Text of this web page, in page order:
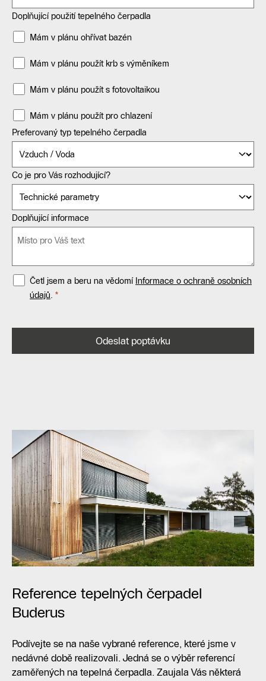
Doplňující použití tepelného čerpadla
Mám v plánu ohřívat bazén
Mám v plánu použít krb s výměníkem
Mám v plánu použít s fotovoltaikou
Mám v plánu použít pro chlazení
Preferovaný typ tepelného čerpadla
Co je pro Vás rozhodující?
Doplňující informace
Četl jsem a beru na vědomí Informace o ochraně osobních
údajů.
Odeslat poptávku
Reference tepelných čerpadel
Buderus
Podívejte se na naše vybrané reference, které jsme v
nedávné době realizovali. Jedná se o výběr referencí
zaměřených na tepelná čerpadla. Zaujala Vás některá